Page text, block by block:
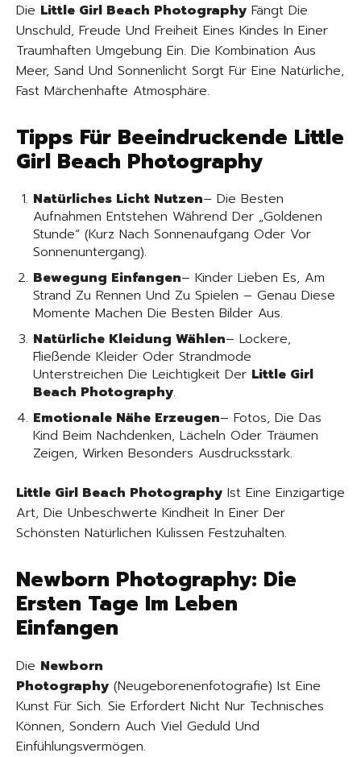
Die Little Girl Beach Photography Fängt Die
Unschuld, Freude Und Freiheit Eines Kindes In Einer
Traumhaften Umgebung Ein. Die Kombination Aus
Meer, Sand Und Sonnenlicht Sorgt Für Eine Natürliche,
Fast Märchenhafte Atmosphäre.
Tipps Für Beeindruckende Little
Girl Beach Photography
Natürliches Licht Nutzen– Die Besten
Aufnahmen Entstehen Während Der „Goldenen
Stunde“ (Kurz Nach Sonnenaufgang Oder Vor
Sonnenuntergang).
Bewegung Einfangen– Kinder Lieben Es, Am
Strand Zu Rennen Und Zu Spielen – Genau Diese
Momente Machen Die Besten Bilder Aus.
Natürliche Kleidung Wählen– Lockere,
Fließende Kleider Oder Strandmode
Unterstreichen Die Leichtigkeit Der Little Girl
Beach Photography.
Emotionale Nähe Erzeugen– Fotos, Die Das
Kind Beim Nachdenken, Lächeln Oder Träumen
Zeigen, Wirken Besonders Ausdrucksstark.
Little Girl Beach Photography Ist Eine Einzigartige
Art, Die Unbeschwerte Kindheit In Einer Der
Schönsten Natürlichen Kulissen Festzuhalten.
Newborn Photography: Die
Ersten Tage Im Leben
Einfangen
Die Newborn
Photography (Neugeborenenfotografie) Ist Eine
Kunst Für Sich. Sie Erfordert Nicht Nur Technisches
Können, Sondern Auch Viel Geduld Und
Einfühlungsvermögen.